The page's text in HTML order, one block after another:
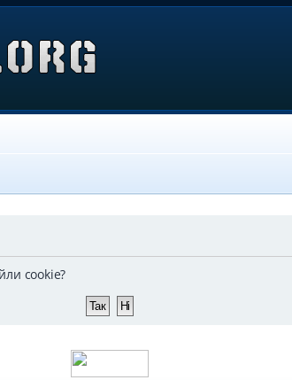
cookie?